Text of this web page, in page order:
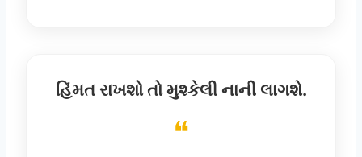
હિંમત રાખશો તો મુશ્કેલી નાની લાગશે.